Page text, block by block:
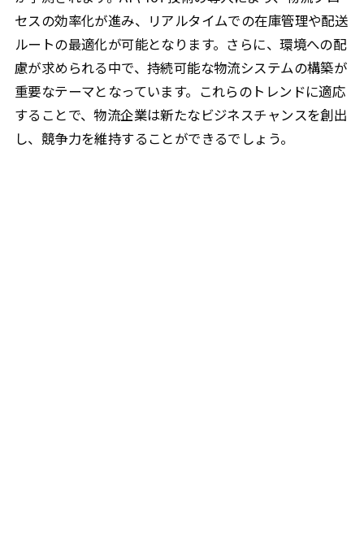
セスの効率化が進み、リアルタイムでの在庫管理や配送
ルートの最適化が可能となります。さらに、環境への配
慮が求められる中で、持続可能な物流システムの構築が
重要なテーマとなっています。これらのトレンドに適応
することで、物流企業は新たなビジネスチャンスを創出
し、競争力を維持することができるでしょう。